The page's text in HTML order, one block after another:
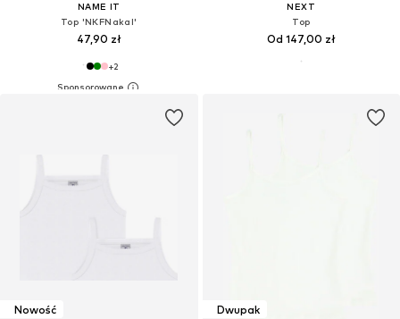
NAME IT
Top 'NKFNakal'
47,90 zł
+2
NEXT
Top
Od 147,00 zł
Nowość
Dwupak